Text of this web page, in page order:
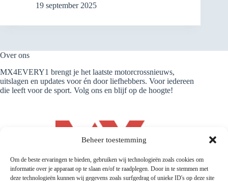
Beheer toestemming
Om de beste ervaringen te bieden, gebruiken wij technologieën zoals cookies om
informatie over je apparaat op te slaan en/of te raadplegen. Door in te stemmen met
deze technologieën kunnen wij gegevens zoals surfgedrag of unieke ID's op deze site
19 september 2025
Over ons
MX4EVERY1 brengt je het laatste motorcrossnieuws,
uitslagen en updates voor én door liefhebbers. Voor iedereen
die leeft voor de sport. Volg ons en blijf op de hoogte!